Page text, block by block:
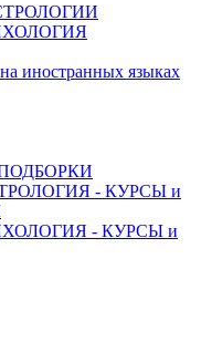
иностранных языках
- КУРСЫ и
- КУРСЫ и